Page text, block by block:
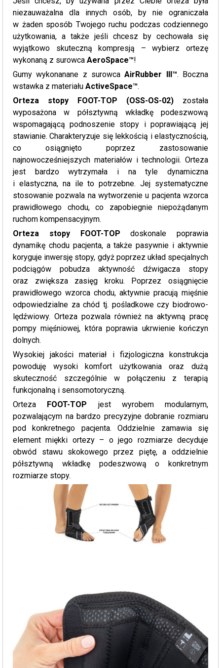
niezauważalna dla innych osób, by nie ograniczała
w żaden sposób Twojego ruchu podczas codziennego
użytkowania, a także jeśli chcesz by cechowała się
wyjątkowo skuteczną kompresją – wybierz ortezę
wykonaną z surowca AeroSpace™!
Gumy wykonanane z surowcaAirRubber III™. Boczna
wstawka z materiału ActiveSpace™.
Orteza stopy FOOT-TOP (OSS-OS-02) została
wyposażona w półsztywną wkładkę podeszwową
wspomagającą podnoszenie stopy i poprawiającą jej
stawianie. Charakteryzuje się lekkością i elastycznością,
co osiągnięto poprzez zastosowanie
najnowocześniejszych materiałów i technologii. Orteza
jest bardzo wytrzymała i na tyle dynamiczna
i elastyczna, na ile to potrzebne. Jej systematyczne
stosowanie pozwala na wytworzenie u pacjenta wzorca
prawidłowego chodu, co zapobiegnie niepożądanym
ruchom kompensacyjnym.
Orteza stopy FOOT-TOP doskonale poprawia
dynamikę chodu pacjenta, a także pasywnie i aktywnie
koryguje inwersję stopy, gdyż poprzez układ specjalnych
podciągów pobudza aktywność dźwigacza stopy
oraz zwiększa zasięg kroku. Poprzez osiągnięcie
prawidłowego wzorca chodu, aktywnie pracują mięśnie
odpowiedzialne za chód tj. pośladkowe czy biodrowo-
lędźwiowy. Orteza pozwala również na aktywną pracę
pompy mięśniowej, która poprawia ukrwienie kończyn
dolnych.
Wysokiej jakości materiał i fizjologiczna konstrukcja
powoduję wysoki komfort użytkowania oraz dużą
skuteczność szczególnie w połączeniu z terapią
funkcjonalną i sensomotoryczną.
Orteza
FOOT-TOP jest wyrobem modularnym,
pozwalającym na bardzo precyzyjne dobranie rozmiaru
pod konkretnego pacjenta. Oddzielnie zamawia się
element miękki ortezy – o jego rozmiarze decyduje
obwód stawu skokowego przez piętę, a oddzielnie
półsztywną wkładkę podeszwową o konkretnym
rozmiarze stopy.